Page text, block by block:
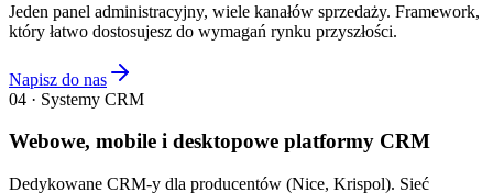
Jeden panel administracyjny, wiele kanałów sprzedaży. Framework,
który łatwo dostosujesz do wymagań rynku przyszłości.
Napisz do nas
04 · Systemy CRM
Webowe, mobile i desktopowe platformy CRM
Dedykowane CRM-y dla producentów (Nice, Krispol). Sieć